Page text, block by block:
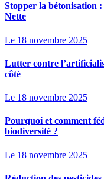
Stopper la bétonisation
Nette
Le 18 novembre 2025
Lutter contre
côté
Le 18 novembre 2025
Pourquoi et comment
biodiversité ?
Le 18 novembre 2025